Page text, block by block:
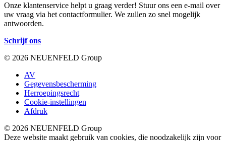
Onze klantenservice helpt u graag verder! Stuur ons een e-mail over
uw vraag via het contactformulier. We zullen zo snel mogelijk
antwoorden.
Schrijf ons
© 2026 NEUENFELD Group
AV
Gegevensbescherming
Herroepingsrecht
Cookie-instellingen
Afdruk
© 2026 NEUENFELD Group
Deze website maakt gebruik van cookies, die noodzakelijk zijn voor